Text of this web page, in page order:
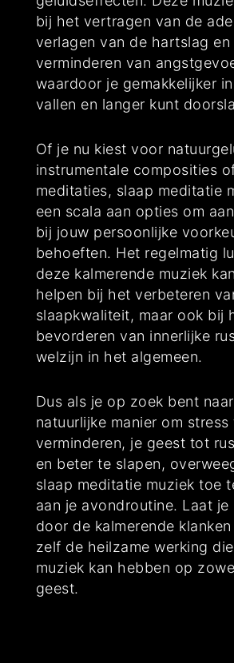
bij het vertragen van de
verlagen van de hartslag
verminderen van
waardoor je gemakkelijker
vallen en langer kunt
Of je nu kiest voor
instrumentale composities
meditaties, slaap meditatie
een scala aan opties om
bij jouw persoonlijke
behoeften. Het regelmatig
deze kalmerende muziek
helpen bij het verbeteren
slaapkwaliteit, maar ook bij
bevorderen van innerlijke
welzijn in het algemeen.
Dus als je op zoek bent
natuurlijke manier om stress
verminderen, je geest tot
en beter te slapen,
slaap meditatie muziek toe
aan je avondroutine. Laat je
door de kalmerende
zelf de heilzame werking
muziek kan hebben op
geest.